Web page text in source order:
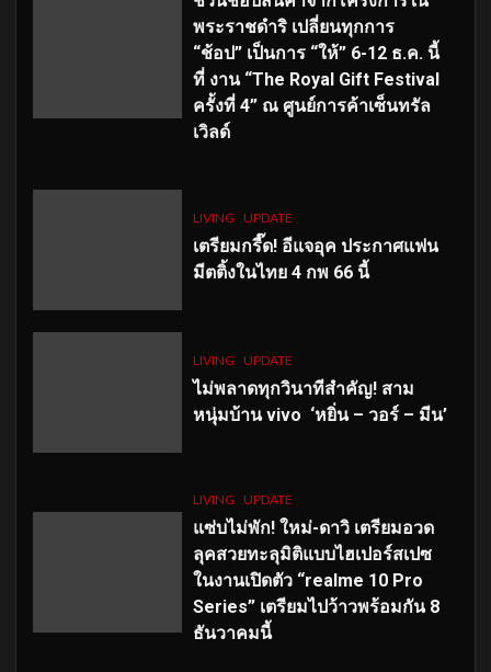
พระราชดำริ เปลี่ยนทุกการ
“ช้อป” เป็นการ “ให้” 6-12 ธ.ค. นี้
ที่ งาน “The Royal Gift Festival
ครั้งที่ 4” ณ ศูนย์การค้าเซ็นทรัล
เวิลด์
LIVING UPDATE
เตรียมกรี๊ด! อีแจอุค ประกาศแฟน
มีตติ้งในไทย 4 กพ 66 นี้
LIVING UPDATE
ไม่พลาดทุกวินาทีสำคัญ! สาม
หนุ่มบ้าน vivo ‘หยิ่น – วอร์ – มีน’
LIVING UPDATE
แซ่บไม่พัก! ใหม่-ดาวิ เตรียมอวด
ลุคสวยทะลุมิติแบบไฮเปอร์สเปซ
ในงานเปิดตัว “realme 10 Pro
Series” เตรียมไปว้าวพร้อมกัน 8
ธันวาคมนี้